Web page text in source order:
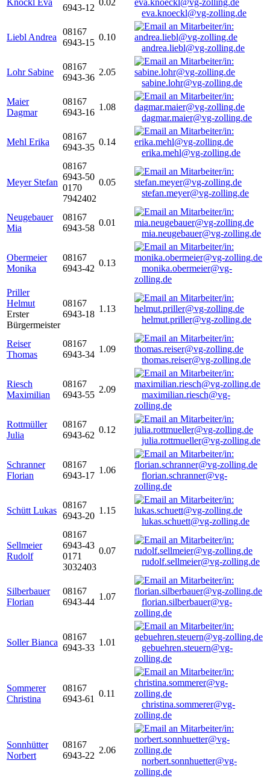
Knöckl Eva
6943-12
0.02
eva.knoeckl@vg-zolling.de
Liebl Andrea
08167
6943-15
0.10
andrea.liebl@vg-zolling.de
Lohr Sabine
08167
6943-36
2.05
sabine.lohr@vg-zolling.de
Maier
Dagmar
08167
6943-16
1.08
dagmar.maier@vg-zolling.de
Mehl Erika
08167
6943-35
0.14
erika.mehl@vg-zolling.de
Meyer Stefan
08167
6943-50
0170
7942402
0.05
stefan.meyer@vg-zolling.de
Neugebauer
Mia
08167
6943-58
0.01
mia.neugebauer@vg-zolling.de
Obermeier
Monika
08167
6943-42
0.13
monika.obermeier@vg-
zolling.de
Priller
Helmut
Erster
Bürgermeister
08167
6943-18
1.13
helmut.priller@vg-zolling.de
Reiser
Thomas
08167
6943-34
1.09
thomas.reiser@vg-zolling.de
Riesch
Maximilian
08167
6943-55
2.09
maximilian.riesch@vg-
zolling.de
Rottmüller
Julia
08167
6943-62
0.12
julia.rottmueller@vg-zolling.de
Schranner
Florian
08167
6943-17
1.06
florian.schranner@vg-
zolling.de
Schütt Lukas
08167
6943-20
1.15
lukas.schuett@vg-zolling.de
Sellmeier
Rudolf
08167
6943-43
0171
3032403
0.07
rudolf.sellmeier@vg-zolling.de
Silberbauer
Florian
08167
6943-44
1.07
florian.silberbauer@vg-
zolling.de
Soller Bianca
08167
6943-33
1.01
gebuehren.steuern@vg-
zolling.de
Sommerer
Christina
08167
6943-61
0.11
christina.sommerer@vg-
zolling.de
Sonnhütter
Norbert
08167
6943-22
2.06
norbert.sonnhuetter@vg-
zolling.de